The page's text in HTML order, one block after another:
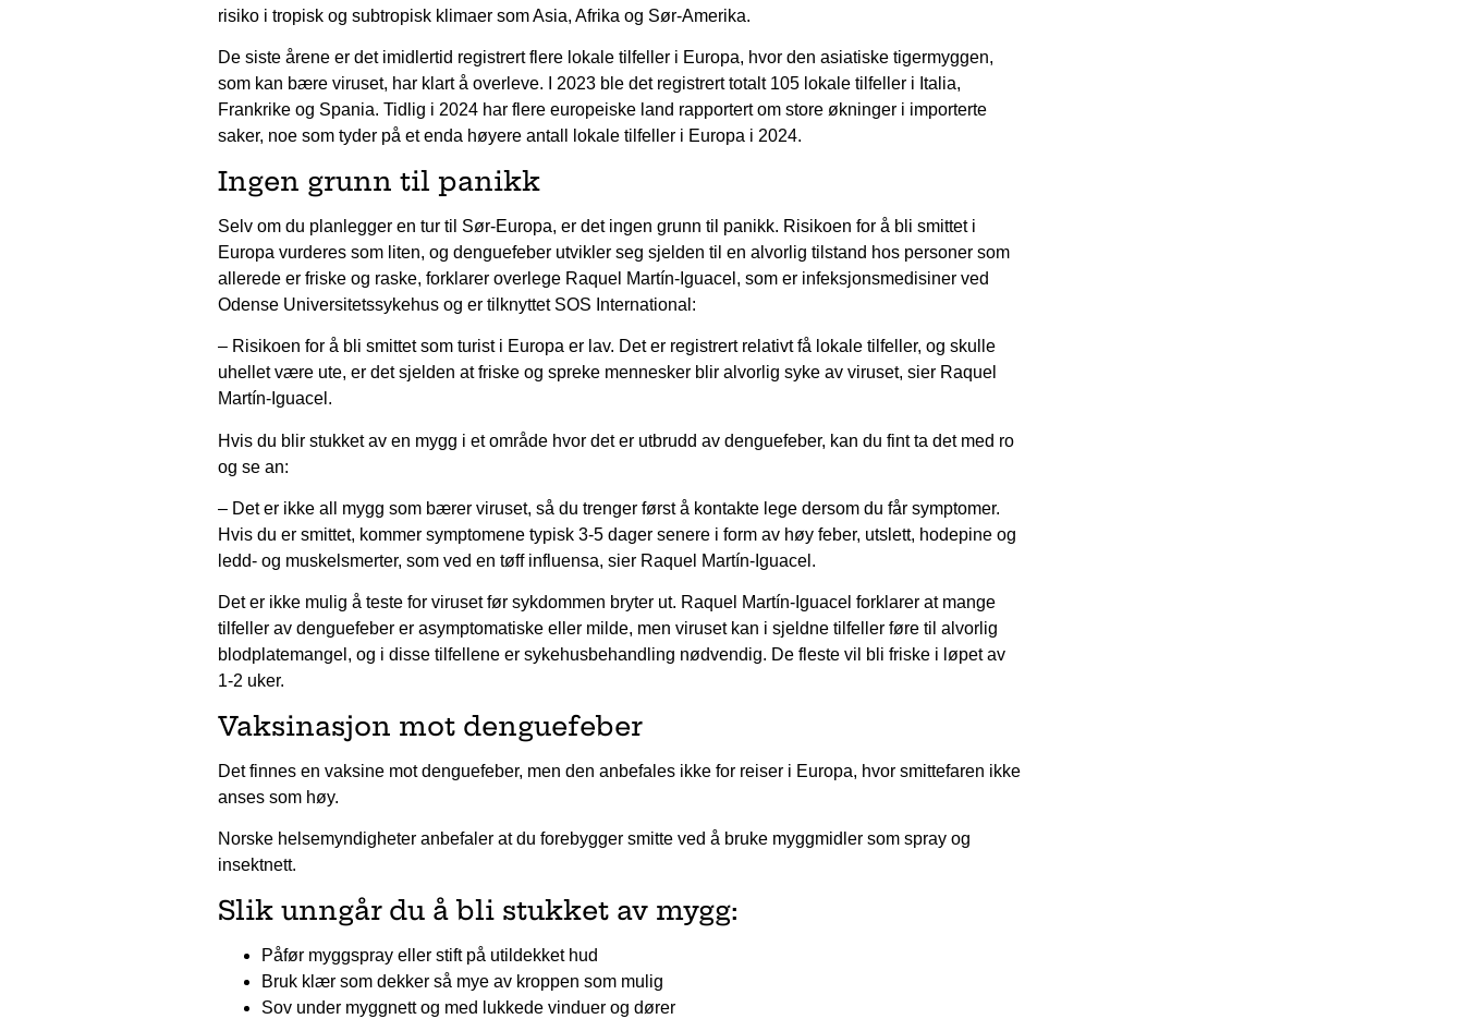
risiko i tropisk og subtropisk klimaer som Asia, Afrika og Sør-Amerika.
De siste årene er det imidlertid registrert flere lokale tilfeller i Europa, hvor den asiatiske tigermyggen,
som kan bære viruset, har klart å overleve. I 2023 ble det registrert totalt 105 lokale tilfeller i Italia,
Frankrike og Spania. Tidlig i 2024 har flere europeiske land rapportert om store økninger i importerte
saker, noe som tyder på et enda høyere antall lokale tilfeller i Europa i 2024.
Ingen grunn til panikk
Selv om du planlegger en tur til Sør-Europa, er det ingen grunn til panikk. Risikoen for å bli smittet i
Europa vurderes som liten, og denguefeber utvikler seg sjelden til en alvorlig tilstand hos personer som
allerede er friske og raske, forklarer overlege Raquel Martín-Iguacel, som er infeksjonsmedisiner ved
Odense Universitetssykehus og er tilknyttet SOS International:
– Risikoen for å bli smittet som turist i Europa er lav. Det er registrert relativt få lokale tilfeller, og skulle
uhellet være ute, er det sjelden at friske og spreke mennesker blir alvorlig syke av viruset, sier Raquel
Martín-Iguacel.
Hvis du blir stukket av en mygg i et område hvor det er utbrudd av denguefeber, kan du fint ta det med ro
og se an:
– Det er ikke all mygg som bærer viruset, så du trenger først å kontakte lege dersom du får symptomer.
Hvis du er smittet, kommer symptomene typisk 3-5 dager senere i form av høy feber, utslett, hodepine og
ledd- og muskelsmerter, som ved en tøff influensa, sier Raquel Martín-Iguacel.
Det er ikke mulig å teste for viruset før sykdommen bryter ut. Raquel Martín-Iguacel forklarer at mange
tilfeller av denguefeber er asymptomatiske eller milde, men viruset kan i sjeldne tilfeller føre til alvorlig
blodplatemangel, og i disse tilfellene er sykehusbehandling nødvendig. De fleste vil bli friske i løpet av
1-2 uker.
Vaksinasjon mot denguefeber
Det finnes en vaksine mot denguefeber, men den anbefales ikke for reiser i Europa, hvor smittefaren ikke
anses som høy.
Norske helsemyndigheter anbefaler at du forebygger smitte ved å bruke myggmidler som spray og
insektnett.
Slik unngår du å bli stukket av mygg:
Påfør myggspray eller stift på utildekket hud
Bruk klær som dekker så mye av kroppen som mulig
Sov under myggnett og med lukkede vinduer og dører